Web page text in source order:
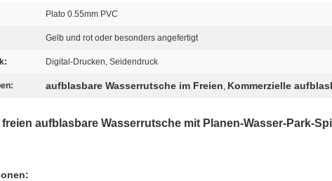
Plato 0.55mm PVC
Gelb und rot oder besonders angefertigt
Digital-Drucken, Seidendruck
aufblasbare Wasserrutsche im Freien, Kommerzielle
aufblasbare Wasserrutsche mit Planen-Wasser-Park-